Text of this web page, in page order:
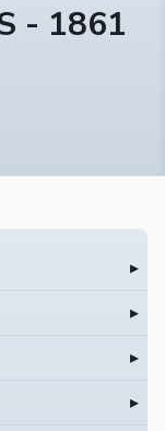
- 1861
▸
▸
▸
▸